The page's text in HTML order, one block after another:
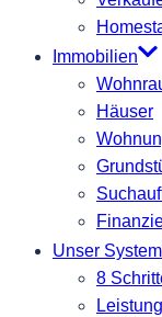
Immobilien
Häuser
Unser System
8